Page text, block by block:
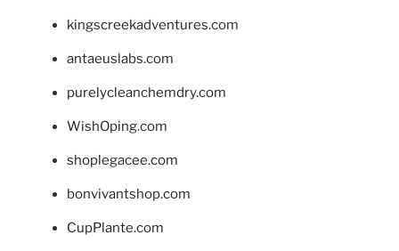
kingscreekadventures.com
antaeuslabs.com
purelycleanchemdry.com
WishOping.com
shoplegacee.com
bonvivantshop.com
CupPlante.com